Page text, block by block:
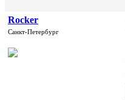
Rocker
Санкт-Петербург